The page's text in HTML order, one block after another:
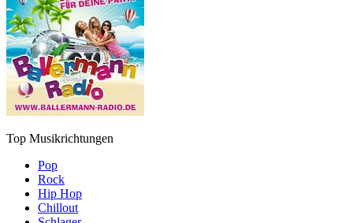
Top Musikrichtungen
Pop
Rock
Hip Hop
Chillout